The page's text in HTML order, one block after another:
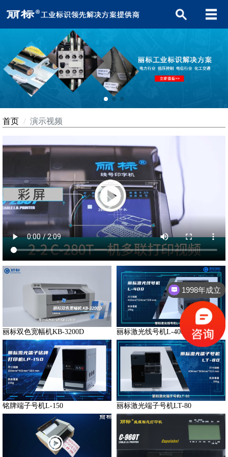
首页 演示视频
丽标双色宽幅机KB-3200D 丽标激光线号机L-400
铭牌端子号机L-150 丽标激光端子号机LT-80
1998年成立